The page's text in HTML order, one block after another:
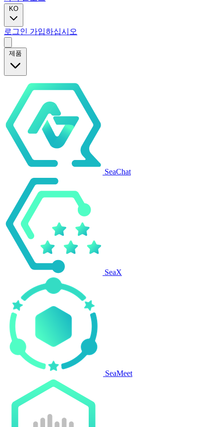
KO
로그인 가입하십시오
제품
SeaChat
SeaX
SeaMeet